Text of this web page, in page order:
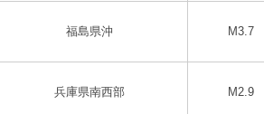
福島県沖 M3.7
兵庫県南西部 M2.9